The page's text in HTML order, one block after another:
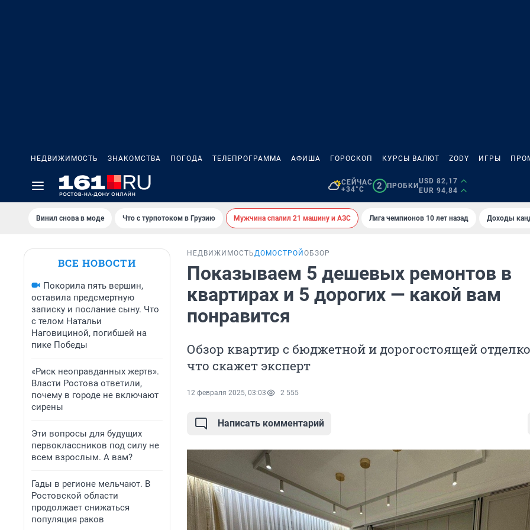
НЕДВИЖИМОСТЬ ЗНАКОМСТВА ПОГОДА ТЕЛЕПРОГРАММА АФИША ГОРОСКОП КУРСЫ ВАЛЮТ ZODY ИГРЫ
СЕЙЧАС
+34°C
2 ПРОБКИ
USD 82,17
EUR 94,84
Винил снова в моде Что с турпотоком в Грузию Мужчина спалил 21 машину и АЗС Лига чемпионов 10 лет назад Доходы
ВСЕ НОВОСТИ
Покорила пять вершин,
оставила предсмертную
записку и послание сыну. Что
с телом Натальи
Наговициной, погибшей на
пике Победы
«Риск неоправданных жертв».
Власти Ростова ответили,
почему в городе не включают
сирены
Эти вопросы для будущих
первоклассников под силу не
всем взрослым. А вам?
Гады в регионе мельчают. В
Ростовской области
продолжает снижаться
популяция раков
НЕДВИЖИМОСТЬДОМОСТРОЙ ОБЗОР
Показываем 5 дешевых ремонтов в
квартирах и 5 дорогих — какой вам
понравится
Обзор квартир с бюджетной и дорогостоящей
что скажет эксперт
12 февраля 2025, 03:03 2 555
Написать комментарий